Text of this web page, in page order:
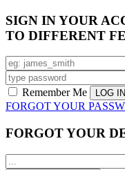
SIGN IN YOUR
TO DIFFERENT
Remember Me
FORGOT YOUR
FORGOT YOUR